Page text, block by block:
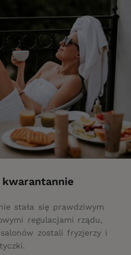
stała się prawdziwym
regulacjami rządu,
zostali fryzjerzy i